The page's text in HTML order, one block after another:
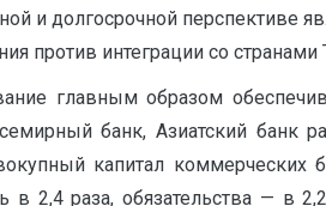
и долгосрочной перспективе
против интеграции со
главным образом
банк, Азиатский банк
капитал
в 2,4 раза, обязательства — в